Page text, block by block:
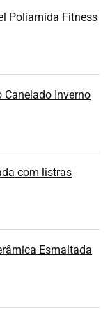
Poliamida Fitness
Inverno
com listras
Esmaltada